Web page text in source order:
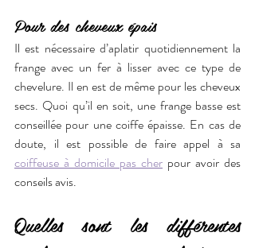
Pour des cheveux épais
Il est nécessaire d’aplatir quotidiennement la
frange avec un fer à lisser avec ce type de
chevelure. Il en est de même pour les cheveux
secs. Quoi qu’il en soit, une frange basse est
conseillée pour une coiffe épaisse. En cas de
coiffeuse à domicile pas cher pour avoir des
conseils avis.
Quelles sont les différentes